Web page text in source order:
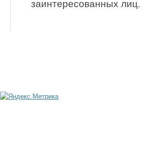
заинтересованных лиц.